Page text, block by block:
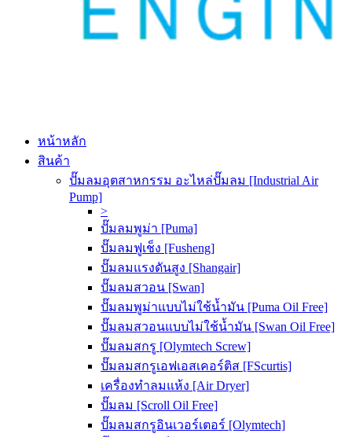
หน้าหลัก
สินค้า
ปั๊มลมอุตสาหกรรม อะไหล่ปั๊มลม [Industrial Air
Pump]
>
ปั๊มลมพูม่า [Puma]
ปั๊มลมฟูเช็ง [Fusheng]
ปั๊มลมแรงดันสูง [Shangair]
ปั๊มลมสวอน [Swan]
ปั๊มลมพูม่าแบบไม่ใช้น้ำมัน [Puma Oil Free]
ปั๊มลมสวอนแบบไม่ใช้น้ำมัน [Swan Oil Free]
ปั๊มลมสกรู [Olymtech Screw]
ปั๊มลมสกรูเอฟเอสเคอร์ติส [FScurtis]
เครื่องทำลมแห้ง [Air Dryer]
ปั๊มลม [Scroll Oil Free]
ปั๊มลมสกรูอินเวอร์เตอร์ [Olymtech]